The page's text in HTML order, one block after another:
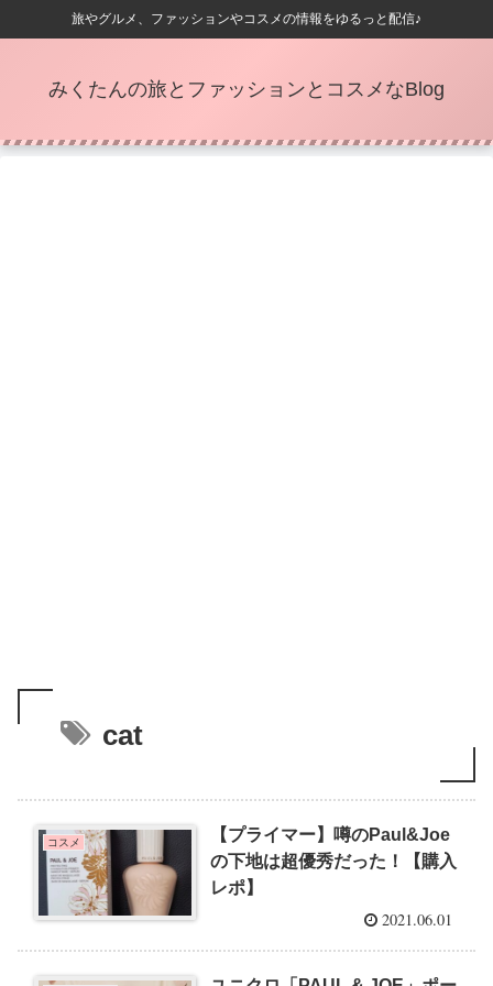
旅やグルメ、ファッションやコスメの情報をゆるっと配信♪
みくたんの旅とファッションとコスメなBlog
cat
コスメ
【プライマー】噂のPaul&Joe
の下地は超優秀だった！【購入
レポ】
2021.06.01